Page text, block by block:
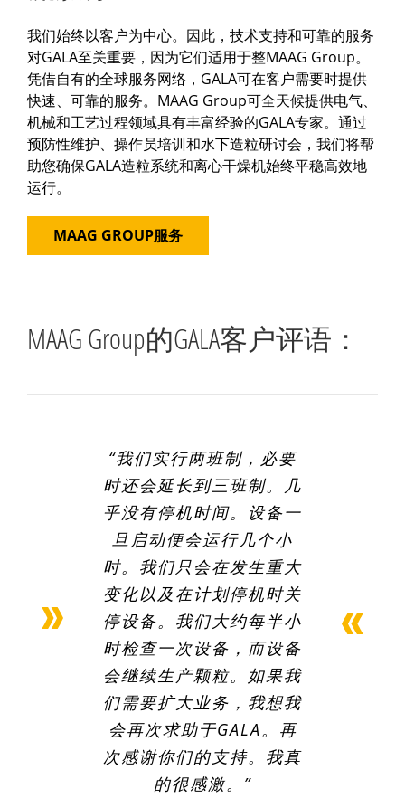
我们始终以客户为中心。因此，技术支持和可靠的服务
对GALA至关重要，因为它们适用于整MAAG Group。
凭借自有的全球服务网络，GALA可在客户需要时提供
快速、可靠的服务。MAAG Group可全天候提供电气、
机械和工艺过程领域具有丰富经验的GALA专家。通过
预防性维护、操作员培训和水下造粒研讨会，我们将帮
助您确保GALA造粒系统和离心干燥机始终平稳高效地
运行。
MAAG GROUP服务
MAAG Group的GALA客户评语：
“我们实行两班制，必要
时还会延长到三班制。几
乎没有停机时间。设备一
旦启动便会运行几个小
时。我们只会在发生重大
变化以及在计划停机时关
停设备。我们大约每半小
时检查一次设备，而设备
会继续生产颗粒。如果我
们需要扩大业务，我想我
会再次求助于GALA。再
次感谢你们的支持。我真
的很感激。”
“O’Neil Color &
Compounding已使用
GALA造粒机至少17年
了，公司运营的GALA水
下造粒机的数量每年都在
增加。在公司扩张和成长
的过程中，GALA的造粒
设备已成为我们的首选。
每次我们扩大生产规模，
无论是安装新的生产设备
还是对现有生产线进行现
代化改造，GALA都必然
会参与其中。公司现有各